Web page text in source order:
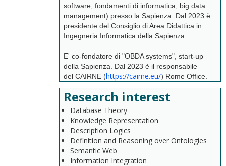
software, fondamenti di informatica, big data
management) presso la Sapienza. Dal 2023 è
presidente del Consiglio di Area Didattica in
Ingegneria Informatica della Sapienza.
E' co-fondatore di "OBDA systems", start-up
della Sapienza. Dal 2023 è il responsabile
del CAIRNE (https://cairne.eu/) Rome Office.
Research interest
Database Theory
Knowledge Representation
Description Logics
Definition and Reasoning over Ontologies
Semantic Web
Information Integration